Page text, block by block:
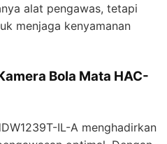
alat pengawas, tetapi
menjaga kenyamanan
Bola Mata HAC-
IL-A menghadirkan